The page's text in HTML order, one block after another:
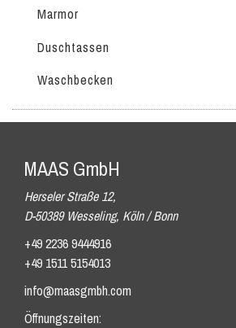
Marmor
Duschtassen
Waschbecken
MAAS GmbH
Herseler Straße 12,
D-50389 Wesseling, Köln / Bonn
+49 2236 9444916
+49 1511 5154013
info@maasgmbh.com
Öffnungszeiten: